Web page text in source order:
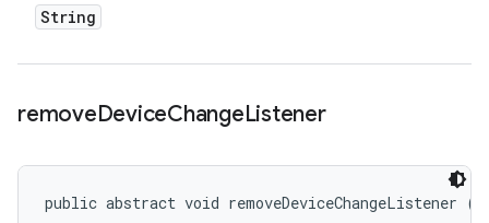
String
removeDeviceChangeListener
public abstract void removeDeviceChangeListener (